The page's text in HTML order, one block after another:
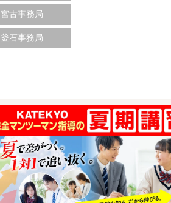
宮古事務局
釜石事務局